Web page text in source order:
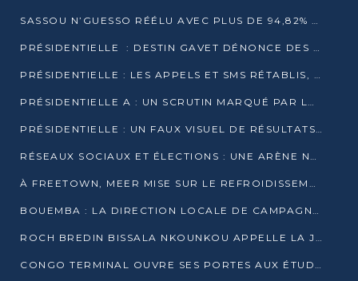
SASSOU N’GUESSO RÉÉLU AVEC PLUS DE 94,82% DES VOIX
PRÉSIDENTIELLE : DESTIN GAVET DÉNONCE DES IRRÉGULARITÉS ET REVENDIQUE LA VICTOIRE
PRÉSIDENTIELLE : LES APPELS ET SMS RÉTABLIS, INTERNET RESTE BLOQUÉ
PRÉSIDENTIELLE A : UN SCRUTIN MARQUÉ PAR LA COUPURE D’INTERNET ET UNE AFFLUENCE TIMIDE À BRAZZAVILLE
PRÉSIDENTIELLE : UN FAUX VISUEL DE RÉSULTATS CIRCULE
RÉSEAUX SOCIAUX ET ÉLECTIONS : UNE ARÈNE NUMÉRIQUE EN PLEINE MUTATION AU CONGO
À FREETOWN, MEER MISE SUR LE REFROIDISSEMENT PASSIF FACE À LA CHALEUR EXTRÊME
BOUEMBA : LA DIRECTION LOCALE DE CAMPAGNE DE DENIS SASSOU N’GUESSO MULTIPLIE LES ACTIVITÉS DE MOBILISATION
ROCH BREDIN BISSALA NKOUNKOU APPELLE LA JEUNESSE DE GOMA TSÉ-TSÉ À UN VOTE MASSIF POUR DENIS SASSOU NGUESSO
CONGO TERMINAL OUVRE SES PORTES AUX ÉTUDIANTS EN TRANSPORT ET LOGISTIQUE